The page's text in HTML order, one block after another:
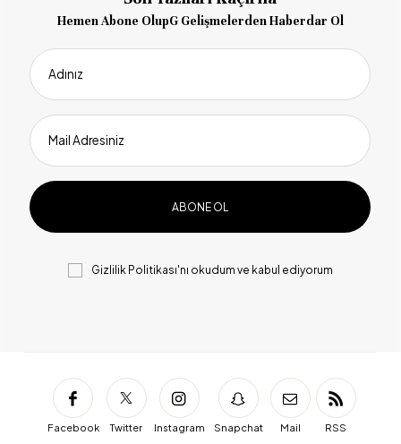
Hemen Abone OlupG Gelişmelerden Haberdar Ol
Adınız
Mail Adresiniz
Gizlilik Politikası'nı okudum ve kabul ediyorum
Facebook Twitter Instagram Snapchat Mail RSS